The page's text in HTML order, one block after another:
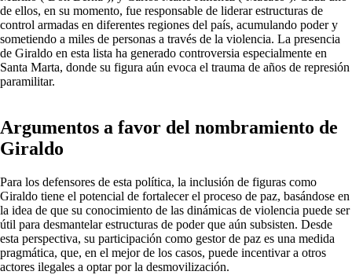
de ellos, en su momento, fue responsable de liderar estructuras de
control armadas en diferentes regiones del país, acumulando poder y
sometiendo a miles de personas a través de la violencia. La presencia
de Giraldo en esta lista ha generado controversia especialmente en
Santa Marta, donde su figura aún evoca el trauma de años de represión
paramilitar.
Argumentos a favor del nombramiento de
Giraldo
Para los defensores de esta política, la inclusión de figuras como
Giraldo tiene el potencial de fortalecer el proceso de paz, basándose en
la idea de que su conocimiento de las dinámicas de violencia puede ser
útil para desmantelar estructuras de poder que aún subsisten. Desde
esta perspectiva, su participación como gestor de paz es una medida
pragmática, que, en el mejor de los casos, puede incentivar a otros
actores ilegales a optar por la desmovilización.